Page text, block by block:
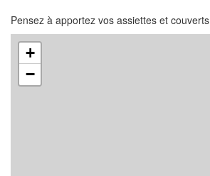
Pensez à apportez vos assiettes et couverts
+
−